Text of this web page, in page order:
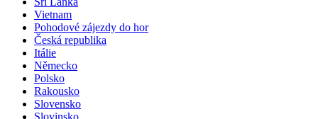
Spojené státy americké
Srí Lanka
Vietnam
Pohodové zájezdy do hor
Česká republika
Itálie
Německo
Polsko
Rakousko